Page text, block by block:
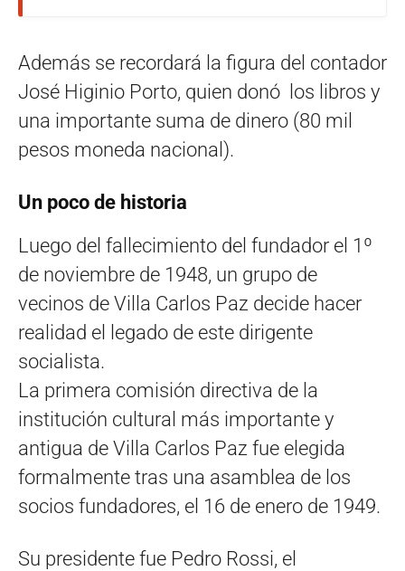
Además se recordará la figura del contador
José Higinio Porto, quien donó los libros y
una importante suma de dinero (80 mil
pesos moneda nacional).
Un poco de historia
Luego del fallecimiento del fundador el 1º
de noviembre de 1948, un grupo de
vecinos de Villa Carlos Paz decide hacer
realidad el legado de este dirigente
socialista.
La primera comisión directiva de la
institución cultural más importante y
antigua de Villa Carlos Paz fue elegida
formalmente tras una asamblea de los
socios fundadores, el 16 de enero de 1949.
Su presidente fue Pedro Rossi, el